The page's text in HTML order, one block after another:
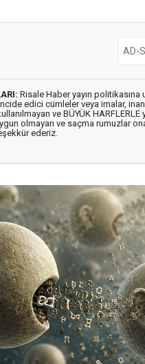
Risale Haber yayın politikasına
edici cümleler veya imalar,
ve BÜYÜK HARFLERLE
olmayan ve saçma rumuzlar
ederiz.